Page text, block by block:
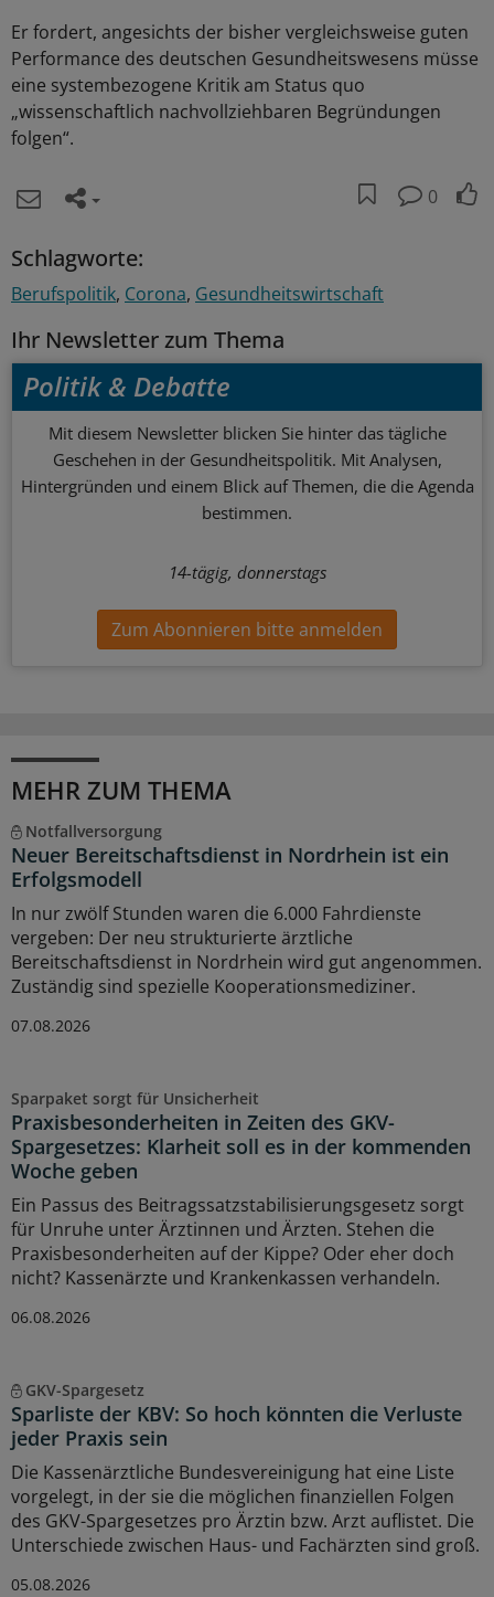
Er fordert, angesichts der bisher vergleichsweise guten
Performance des deutschen Gesundheitswesens müsse
eine systembezogene Kritik am Status quo
„wissenschaftlich nachvollziehbaren Begründungen
folgen“.
0
Schlagworte:
Berufspolitik Corona Gesundheitswirtschaft
Ihr Newsletter zum Thema
Politik & Debatte
Mit diesem Newsletter blicken Sie hinter das tägliche
Geschehen in der Gesundheitspolitik. Mit Analysen,
Hintergründen und einem Blick auf Themen, die die Agenda
bestimmen.
14-tägig, donnerstags
Zum Abonnieren bitte anmelden
MEHR ZUM THEMA
Notfallversorgung
Neuer Bereitschaftsdienst in Nordrhein ist ein
Erfolgsmodell
In nur zwölf Stunden waren die 6.000 Fahrdienste
vergeben: Der neu strukturierte ärztliche
Bereitschaftsdienst in Nordrhein wird gut angenommen.
Zuständig sind spezielle Kooperationsmediziner.
07.08.2026
Sparpaket sorgt für Unsicherheit
Praxisbesonderheiten in Zeiten des GKV-
Spargesetzes: Klarheit soll es in der kommenden
Woche geben
Ein Passus des Beitragssatzstabilisierungsgesetz sorgt
für Unruhe unter Ärztinnen und Ärzten. Stehen die
Praxisbesonderheiten auf der Kippe? Oder eher doch
nicht? Kassenärzte und Krankenkassen verhandeln.
06.08.2026
GKV-Spargesetz
Sparliste der KBV: So hoch könnten die Verluste
jeder Praxis sein
Die Kassenärztliche Bundesvereinigung hat eine Liste
vorgelegt, in der sie die möglichen finanziellen Folgen
des GKV-Spargesetzes pro Ärztin bzw. Arzt auflistet. Die
Unterschiede zwischen Haus- und Fachärzten sind groß.
05.08.2026